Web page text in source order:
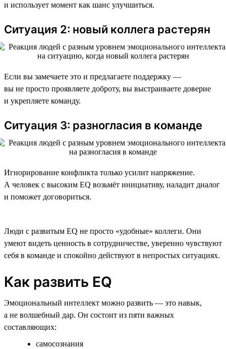
и использует момент как шанс улучшиться.
Ситуация 2: новый коллега растерян
Если вы замечаете это и предлагаете поддержку —
вы не просто проявляете доброту, вы выстраиваете доверие
и укрепляете команду.
Ситуация 3: разногласия в команде
Игнорирование конфликта только усилит напряжение.
А человек с высоким EQ возьмёт инициативу, наладит диалог
и поможет договориться.
Люди с развитым EQ не просто «удобные» коллеги. Они
умеют видеть ценность в сотрудничестве, уверенно чувствуют
себя в команде и спокойно действуют в непростых ситуациях.
Как развить EQ
Эмоциональный интеллект можно развить — это навык,
а не волшебный дар. Он состоит из пяти важных
составляющих:
самосознания